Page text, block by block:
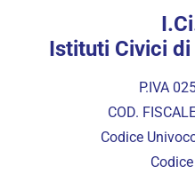
Istituti Civici
P.IVA
COD.
Codice